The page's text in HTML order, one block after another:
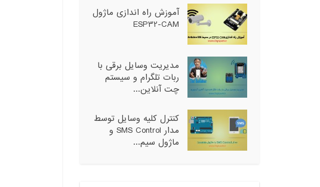
آموزش راه اندازی ماژول
ESP32-CAM
مدیریت وسایل برقی با
ربات تلگرام و سیستم
چت آنلاین...
کنترل کلیه وسایل توسط
مدار SMS Control و
ماژول سیم...